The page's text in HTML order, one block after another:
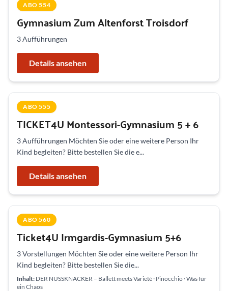
ABO 554
Gymnasium Zum Altenforst Troisdorf
3 Aufführungen
Details ansehen
ABO 555
TICKET4U Montessori-Gymnasium 5 + 6
3 Aufführungen Möchten Sie oder eine weitere Person Ihr
Kind begleiten? Bitte bestellen Sie die e...
Details ansehen
ABO 560
Ticket4U Irmgardis-Gymnasium 5+6
3 Vorstellungen Möchten Sie oder eine weitere Person Ihr
Kind begleiten? Bitte bestellen Sie die...
Inhalt: DER NUSSKNACKER – Ballett meets Varieté · Pinocchio · Was für
ein Chaos